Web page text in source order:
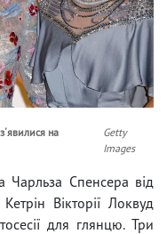
на
Getty
Images
Чарльза Спенсера від
Вікторії Локвуд
для глянцю. Три